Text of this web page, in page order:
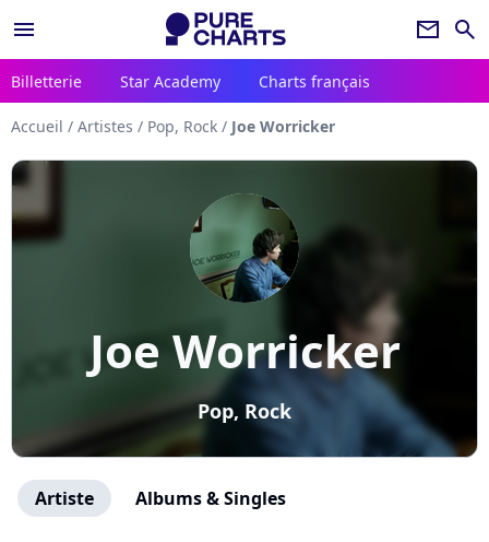
menu newsletter search
Billetterie Star Academy Charts français
Accueil / Artistes / Pop, Rock / Joe Worricker
Joe Worricker
Pop, Rock
Artiste Albums & Singles